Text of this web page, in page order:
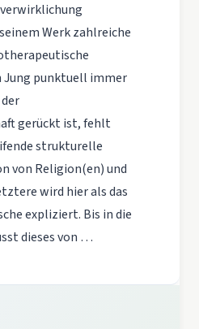
Werk zahlreiche
Jung punktuell immer
gerückt ist, fehlt
strukturelle
von Religion(en) und
wird hier als das
expliziert. Bis in die
dieses von …